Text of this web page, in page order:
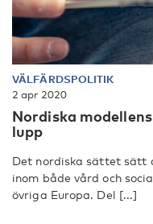
VÄLFÄRDSPOLITIK
2 apr 2020
Nordiska
lupp
Det nordiska sättet sätt
inom både vård och
övriga Europa. Del [...]